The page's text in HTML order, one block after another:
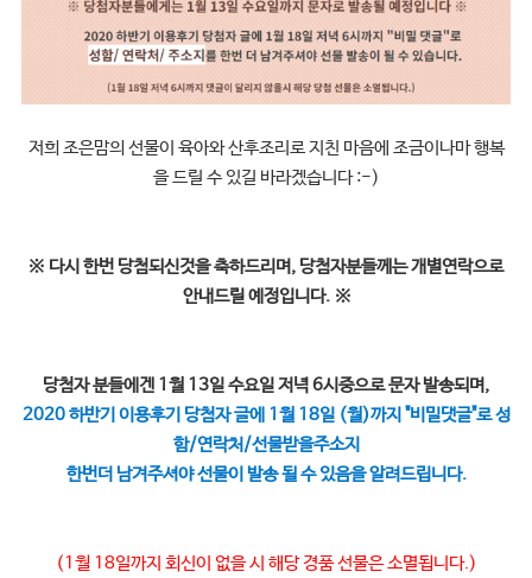
저희 조은맘의 선물이 육아와 산후조리로 지친 마음에 조금이나마 행복
을 드릴 수 있길 바라겠습니다 :-)
※ 다시 한번 당첨되신것을 축하드리며, 당첨자분들께는 개별연락으로
안내드릴 예정입니다. ※
당첨자 분들에겐 1월 13일 수요일 저녁 6시중으로 문자 발송되며,
2020 하반기 이용후기 당첨자 글에 1월 18일 (월)까지 "비밀댓글"로 성
함/연락처/선물받을주소지
한번더 남겨주셔야 선물이 발송 될 수 있음을 알려드립니다.
(1월 18일까지 회신이 없을 시 해당 경품 선물은 소멸됩니다.)